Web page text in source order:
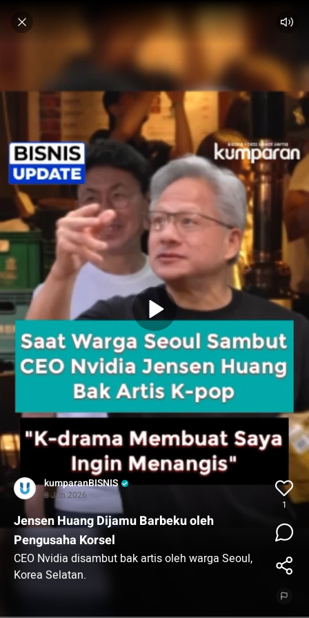
kumparanBISNIS
8 Jun 2026
Jensen Huang Dijamu Barbeku oleh
Pengusaha Korsel
CEO Nvidia disambut bak artis oleh warga Seoul,
Korea Selatan.
1